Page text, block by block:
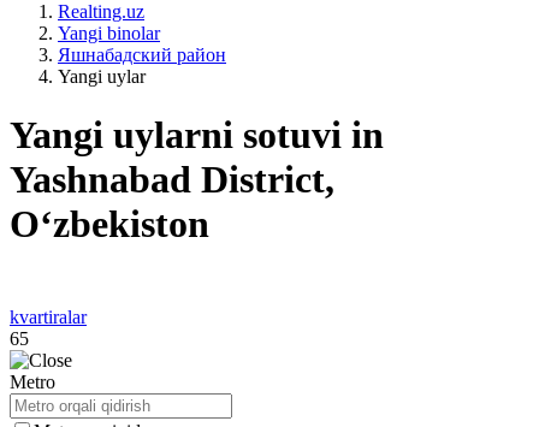
Realting.uz
Yangi binolar
Яшнабадский район
Yangi uylar
Yangi uylarni sotuvi in
Yashnabad District,
Oʻzbekiston
kvartiralar
65
Metro